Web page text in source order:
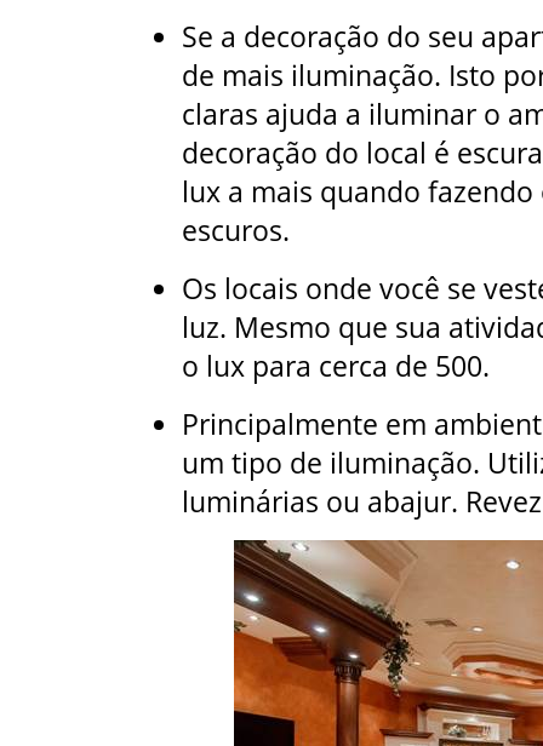
Se a decoração do seu
de mais iluminação. Isto
claras ajuda a iluminar o
decoração do local é
lux a mais quando
escuros.
Os locais onde você se
luz. Mesmo que sua
o lux para cerca de 500.
Principalmente em
um tipo de iluminação.
luminárias ou abajur.